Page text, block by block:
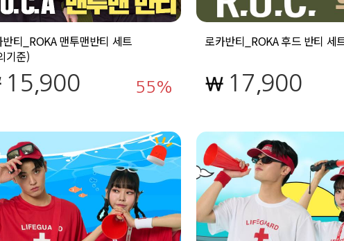
반티_ROKA 맨투맨반티 세트
기준)
15,900 55
로카반티_ROKA 후드 반티 세
17,900